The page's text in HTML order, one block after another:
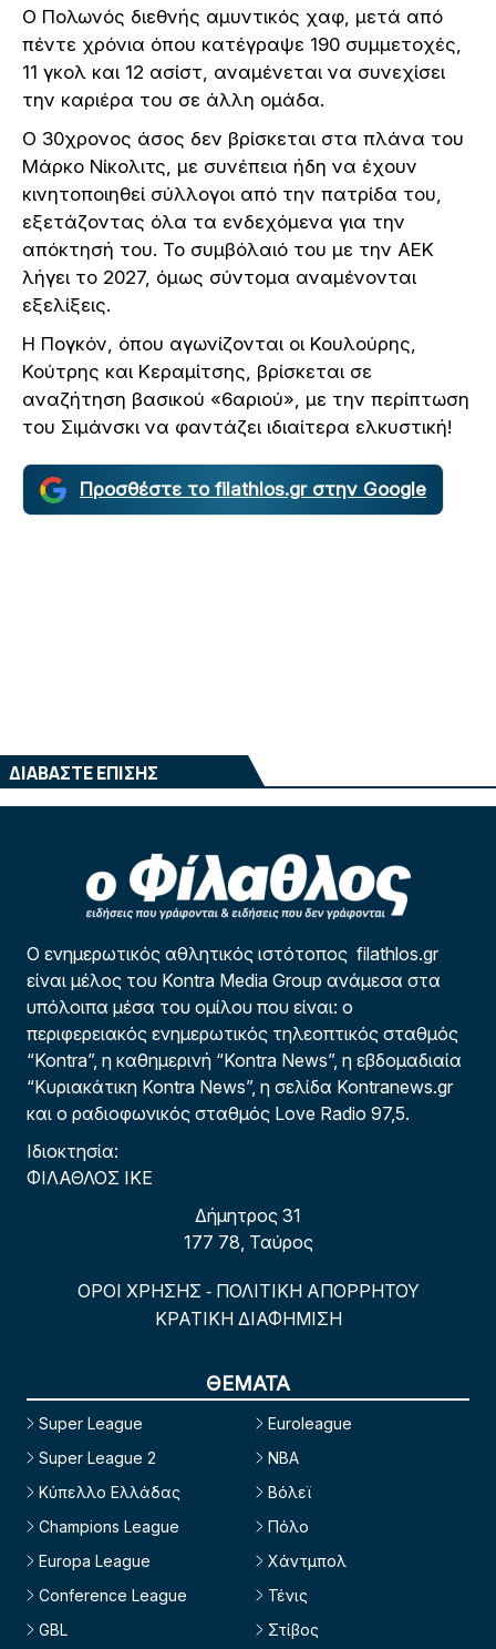
Ο Πολωνός διεθνής αμυντικός χαφ, μετά από
πέντε χρόνια όπου κατέγραψε 190 συμμετοχές,
11 γκολ και 12 ασίστ, αναμένεται να συνεχίσει
την καριέρα του σε άλλη ομάδα.
Ο 30χρονος άσος δεν βρίσκεται στα πλάνα του
Μάρκο Νίκολιτς, με συνέπεια ήδη να έχουν
κινητοποιηθεί σύλλογοι από την πατρίδα του,
εξετάζοντας όλα τα ενδεχόμενα για την
απόκτησή του. Το συμβόλαιό του με την ΑΕΚ
λήγει το 2027, όμως σύντομα αναμένονται
εξελίξεις.
Η Πογκόν, όπου αγωνίζονται οι Κουλούρης,
Κούτρης και Κεραμίτσης, βρίσκεται σε
αναζήτηση βασικού «6αριού», με την περίπτωση
του Σιμάνσκι να φαντάζει ιδιαίτερα ελκυστική!
Προσθέστε το filathlos.gr στην Google
ΔΙΑΒΑΣΤΕ ΕΠΙΣΗΣ
Ο ενημερωτικός αθλητικός ιστότοπος filathlos.gr
είναι μέλος του Kontra Media Group ανάμεσα στα
υπόλοιπα μέσα του ομίλου που είναι: ο
περιφερειακός ενημερωτικός τηλεοπτικός σταθμός
“Kontra”, η καθημερινή “Kontra News”, η εβδομαδιαία
“Κυριακάτικη Kontra News”, η σελίδα Kontranews.gr
και ο ραδιοφωνικός σταθμός Love Radio 97,5.
Ιδιοκτησία:
ΦΙΛΑΘΛΟΣ ΙΚΕ
Δήμητρος 31
177 78, Ταύρος
ΟΡΟΙ ΧΡΗΣΗΣ - ΠΟΛΙΤΙΚΗ ΑΠΟΡΡΗΤΟΥ
ΚΡΑΤΙΚΗ ΔΙΑΦΗΜΙΣΗ
ΘΕΜΑΤΑ
Super League
Super League 2
Κύπελλο Ελλάδας
Champions League
Europa League
Conference League
GBL
Euroleague
NBA
Βόλεϊ
Πόλο
Χάντμπολ
Τένις
Στίβος